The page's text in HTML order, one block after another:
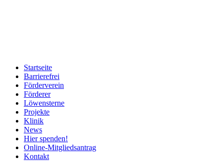
Startseite
Barrierefrei
Förderverein
Förderer
Löwensterne
Projekte
Klinik
News
Hier spenden!
Online-Mitgliedsantrag
Kontakt